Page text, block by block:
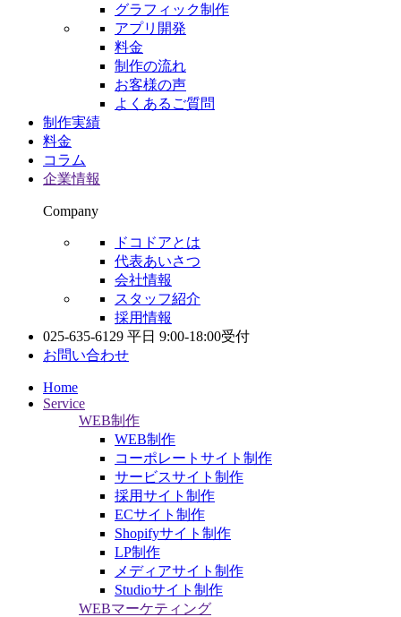
グラフィック制作
アプリ開発
料金
制作の流れ
お客様の声
よくあるご質問
制作実績
料金
コラム
企業情報
Company
ドコドアとは
代表あいさつ
会社情報
スタッフ紹介
採用情報
025-635-6129 平日 9:00-18:00受付
お問い合わせ
Home
Service
WEB制作
WEB制作
コーポレートサイト制作
サービスサイト制作
採用サイト制作
ECサイト制作
Shopifyサイト制作
LP制作
メディアサイト制作
Studioサイト制作
WEBマーケティング